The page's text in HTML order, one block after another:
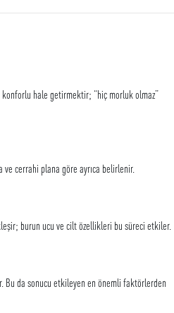
hale getirmektir; “hiç morluk olmaz”
ve cerrahi plana göre ayrıca belirlenir.
burun ucu ve cilt özellikleri bu süreci etkiler.
Bu da sonucu etkileyen en önemli faktörlerden